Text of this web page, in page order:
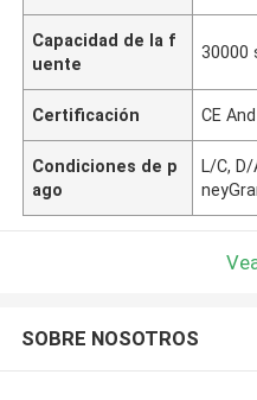
Capacidad de la f
uente
30000
Certificación CE
Condiciones de p
ago
L/C,
SOBRE NOSOTROS